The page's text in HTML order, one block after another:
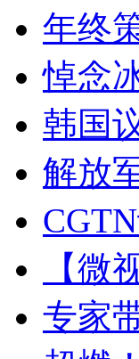
年终
悼念
韩国
解放
【微
专家